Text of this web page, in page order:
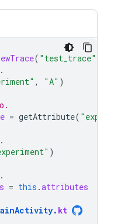
( "test_trace"
, "A" )
= getAttribute(
)
= this .attributes
. kt